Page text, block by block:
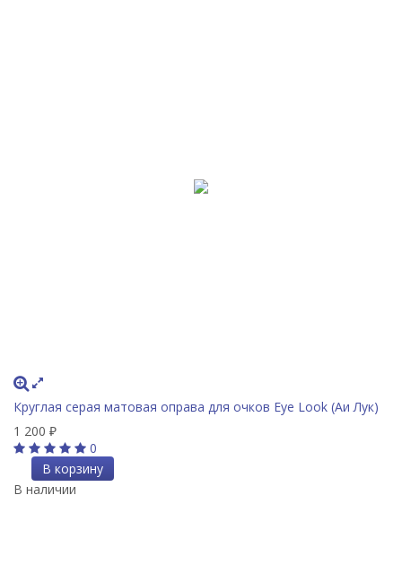
Круглая серая матовая оправа для очков Eye Look (Аи Лук)
1 200 ₽
0
В корзину
В наличии